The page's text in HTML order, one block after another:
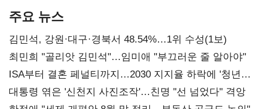
주요 뉴스
김민석, 강원·대구·경북서 48.54%…1위 수성(1보)
최민희 "골리앗 김민석"…임미애 "부끄러운 줄 알아야"
ISA부터 결혼 페널티까지…2030 지지율 하락에 '청년
챙기기'
대통령 엮은 '신천지 사진조작'…친명 "선 넘었다" 격앙